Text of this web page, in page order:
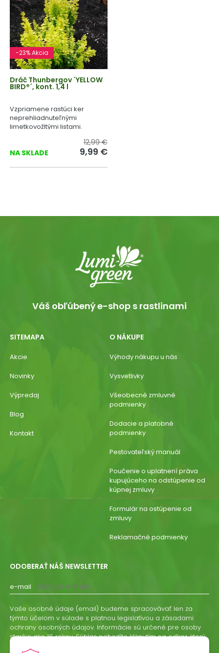
-23% Akcia
Dráč Thunbergov ´YELLOW
BIRD®´, kont. 1,4 l
Vzpriamene rastúci ker
neprehliadnuteľnými
limetkovožltými listami.
NA SKLADE
12,99 €
9,99 €
Váš obľúbený e-shop s rastlinami
SITEMAPA
Akcie
Novinky
Výpredaj
Blog
Kontakt
O NÁKUPE
Výhody nákupu u nás
Vysvetlivky
Všeobecné zmluvné
podmienky
Dodacie a platobné
podmienky
Pestovateľský manuál
Poučenie o uplatnení práva
kupujúceho na odstúpenie od
kúpnej zmluvy
Formulár na ostúpenie od
zmluvy
Reklamačné podmienky
ODOBERAŤ NÁŠ NEWSLETTER
e-mail
Vaše osobné údaje (email) budeme spracovávať len za
týmto účelom v súlade s platnou legislatívou a zásadami
ochrany osobných údajov. Informácie sú určené pre osoby
staršie ako 16 rokov. Súhlas potvrdíte kliknutím na odkaz, ktorý